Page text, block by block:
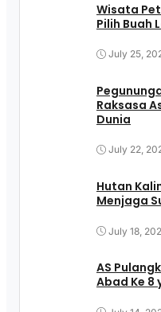
Wisata
Pilih Buah
July 25,
Raksasa
Dunia
July 22,
Hutan
Menjaga
July 18,
AS
Abad Ke 8